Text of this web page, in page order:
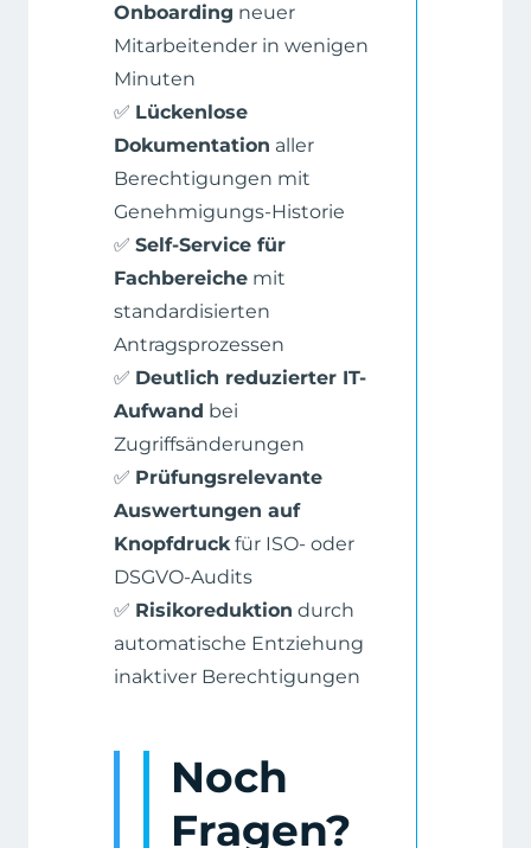
Onboarding neuer
Mitarbeitender in wenigen
Minuten
✅ Lückenlose
Dokumentation aller
Berechtigungen mit
Genehmigungs-Historie
✅ Self-Service für
Fachbereiche mit
standardisierten
Antragsprozessen
✅ Deutlich reduzierter IT-
Aufwand bei
Zugriffsänderungen
✅ Prüfungsrelevante
Auswertungen auf
Knopfdruckfür ISO- oder
DSGVO-Audits
✅ Risikoreduktion durch
automatische Entziehung
inaktiver Berechtigungen
Noch
Fragen?